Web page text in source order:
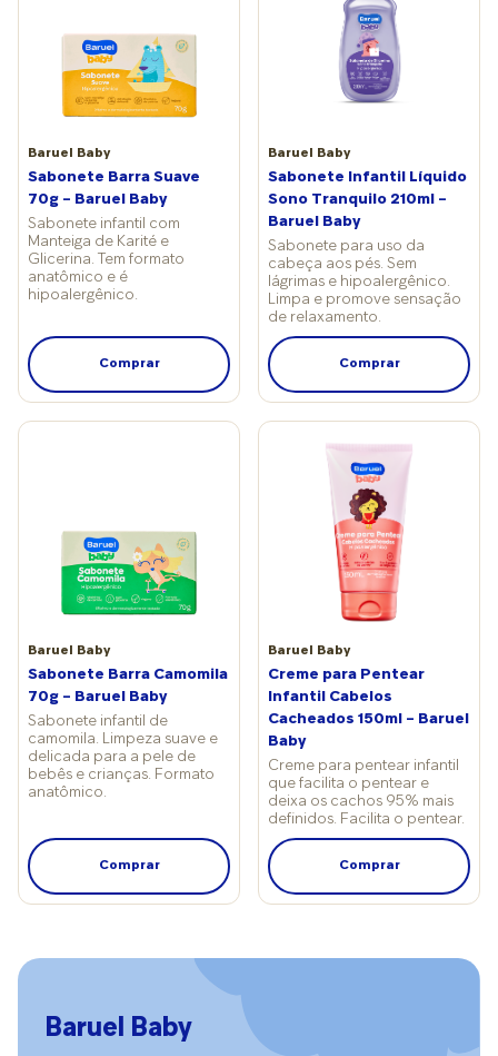
Baruel Baby
Sabonete Barra Suave
70g – Baruel Baby
Sabonete infantil com
Manteiga de Karité e
Glicerina. Tem formato
anatômico e é
hipoalergênico.
Comprar
Baruel Baby
Sabonete Infantil Líquido
Sono Tranquilo 210ml –
Baruel Baby
Sabonete para uso da
cabeça aos pés. Sem
lágrimas e hipoalergênico.
Limpa e promove sensação
de relaxamento.
Comprar
Baruel Baby
Sabonete Barra Camomila
70g – Baruel Baby
Sabonete infantil de
camomila. Limpeza suave e
delicada para a pele de
bebês e crianças. Formato
anatômico.
Comprar
Baruel Baby
Creme para Pentear
Infantil Cabelos
Cacheados 150ml – Baruel
Baby
Creme para pentear infantil
que facilita o pentear e
deixa os cachos 95% mais
definidos. Facilita o pentear.
Comprar
Baruel Baby